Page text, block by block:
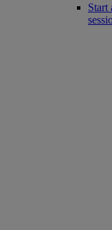
Start